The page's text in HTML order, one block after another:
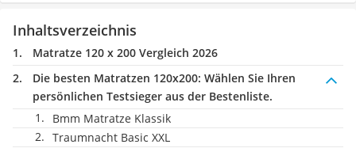
Inhaltsverzeichnis
Matratze 120 x 200 Vergleich 2026
Die besten Matratzen 120x200: Wählen Sie Ihren
persönlichen Testsieger aus der Bestenliste.
Bmm Matratze Klassik
Traumnacht Basic XXL